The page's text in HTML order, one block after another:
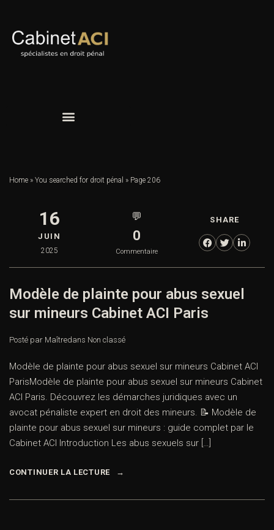
Home » You searched for droit pénal » Page 206
16
JUIN
2025
💬
0
Commentaire
SHARE
Modèle de plainte pour abus sexuel
sur mineurs Cabinet ACI Paris
Posté par Maîtredans Non classé
Modèle de plainte pour abus sexuel sur mineurs Cabinet ACI
ParisModèle de plainte pour abus sexuel sur mineurs Cabinet
ACI Paris. Découvrez les démarches juridiques avec un
avocat pénaliste expert en droit des mineurs. 📝 Modèle de
plainte pour abus sexuel sur mineurs : guide complet par le
Cabinet ACI Introduction Les abus sexuels sur […]
CONTINUER LA LECTURE